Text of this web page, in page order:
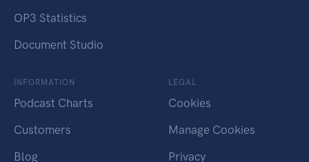
OP3 Statistics
Document Studio
INFORMATION
Podcast Charts
Customers
Blog
LEGAL
Cookies
Manage Cookies
Privacy